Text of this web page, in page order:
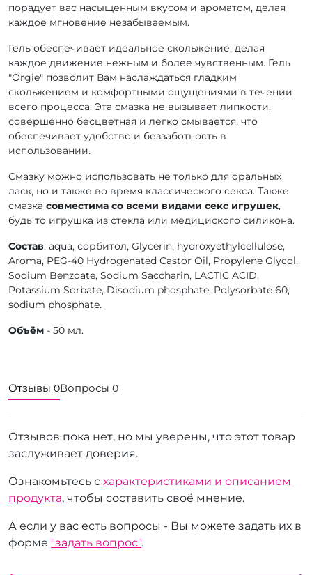
порадует вас насыщенным вкусом и ароматом, делая
каждое мгновение незабываемым.
Гель обеспечивает идеальное скольжение, делая
каждое движение нежным и более чувственным. Гель
"Orgie" позволит Вам наслаждаться гладким
скольжением и комфортными ощущениями в течении
всего процесса. Эта смазка не вызывает липкости,
совершенно бесцветная и легко смывается, что
обеспечивает удобство и беззаботность в
использовании.
Смазку можно использовать не только для оральных
ласк, но и также во время классического секса. Также
смазка совместима со всеми видами секс игрушек,
будь то игрушка из стекла или медициского силикона.
Состав: аquа, сорбитол, Glycerin, hydroxyethylcellulose,
Aroma, PEG-40 Hydrogenated Castor Oil, Propylene Glycol,
Sodium Benzoate, Sodium Saccharin, LACTIC ACID,
Potassium Sorbate, Disodium phosphate, Polysorbate 60,
sodium phosphate.
Объём - 50 мл.
Отзывы 0Вопросы 0
Отзывов пока нет, но мы уверены, что этот товар
заслуживает доверия.
Ознакомьтесь с характеристиками и описанием
продукта, чтобы составить своё мнение.
А если у вас есть вопросы - Вы можете задать их в
форме "задать вопрос".